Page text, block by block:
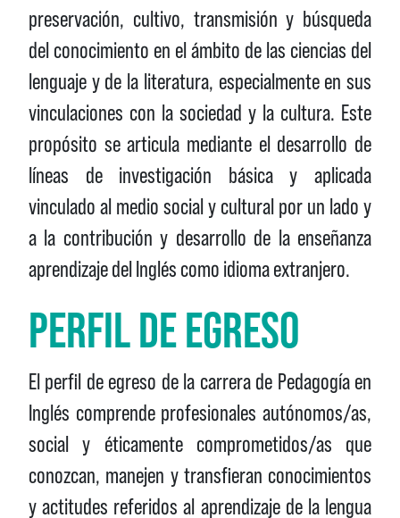
preservación, cultivo, transmisión y búsqueda
del conocimiento en el ámbito de las ciencias del
lenguaje y de la literatura, especialmente en sus
vinculaciones con la sociedad y la cultura. Este
propósito se articula mediante el desarrollo de
líneas de investigación básica y aplicada
vinculado al medio social y cultural por un lado y
a la contribución y desarrollo de la enseñanza
aprendizaje del Inglés como idioma extranjero.
PERFIL DE EGRESO
El perfil de egreso de la carrera de Pedagogía en
Inglés comprende profesionales autónomos/as,
social y éticamente comprometidos/as que
conozcan, manejen y transfieran conocimientos
y actitudes referidos al aprendizaje de la lengua